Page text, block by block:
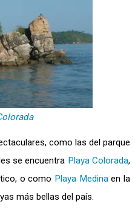
como las del parque
se encuentra Playa Colorada,
o como Playa Medinaen la
más bellas del país.